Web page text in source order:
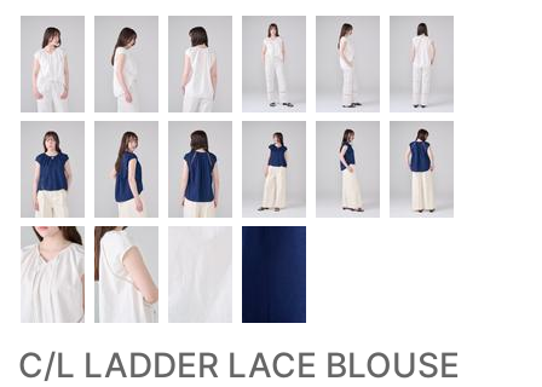
TOPS : トップス
OUTERS : アウター
OUTLET : アウトレット
MENS : メンズ
LADIES : レディース
新規会員登録
お買い物カゴ
ご利用ガイド
C/L LADDER LACE BLOUSE